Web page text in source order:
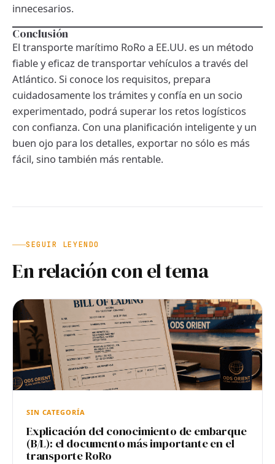
innecesarios.
Conclusión
El transporte marítimo RoRo a EE.UU. es un método
fiable y eficaz de transportar vehículos a través del
Atlántico. Si conoce los requisitos, prepara
cuidadosamente los trámites y confía en un socio
experimentado, podrá superar los retos logísticos
con confianza. Con una planificación inteligente y un
buen ojo para los detalles, exportar no sólo es más
fácil, sino también más rentable.
SEGUIR LEYENDO
En relación con el tema
SIN CATEGORÍA
Explicación del conocimiento de embarque
(B/L): el documento más importante en el
transporte RoRo